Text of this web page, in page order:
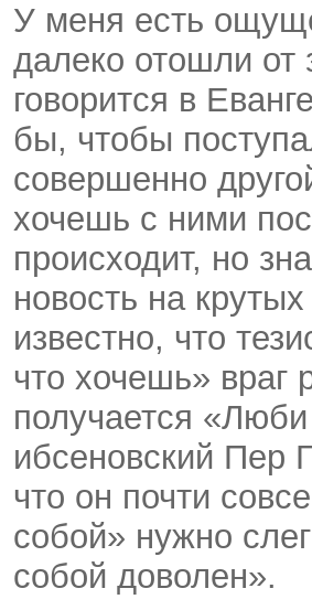
У меня есть
далеко отошли от
говорится в
бы, чтобы
совершенно
хочешь с ними
происходит, но
новость на
известно, что
что хочешь» враг
получается «Люби
ибсеновский Пер
что он почти
собой» нужно
собой доволен».